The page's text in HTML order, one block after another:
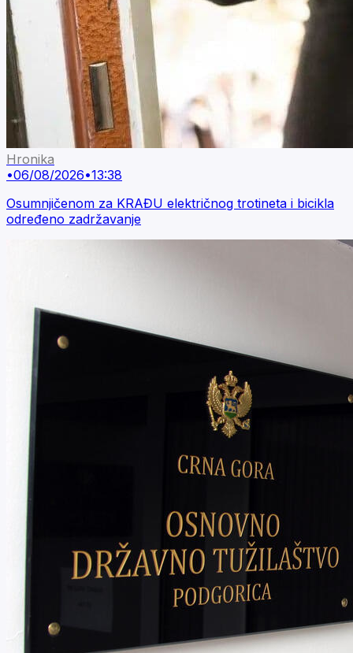
Hronika
•06/08/2026•13:38
Osumnjičenom za KRAĐU električnog trotineta i bicikla
određeno zadržavanje